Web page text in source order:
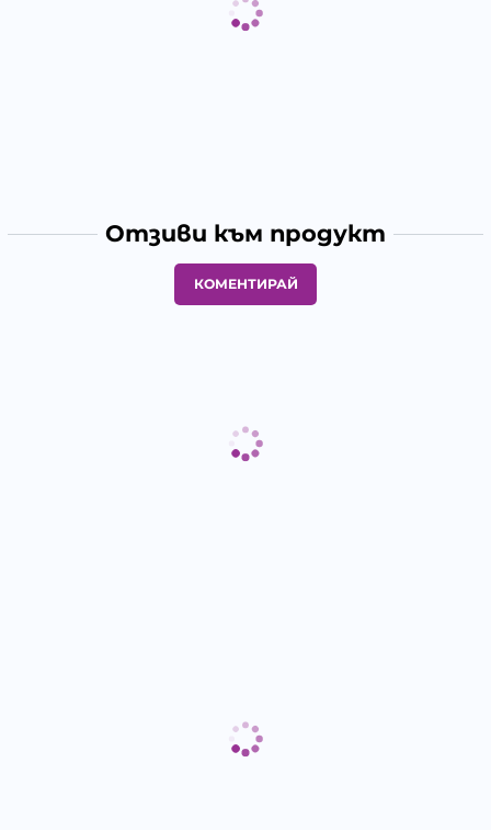
Отзиви към продукт
КОМЕНТИРАЙ